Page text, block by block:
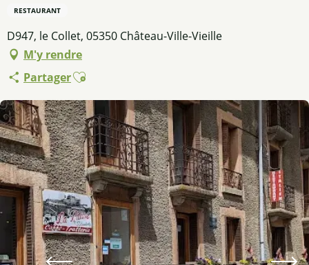
RESTAURANT
D947, le Collet, 05350 Château-Ville-Vieille
M'y rendre
PartagerAjouter aux favoris